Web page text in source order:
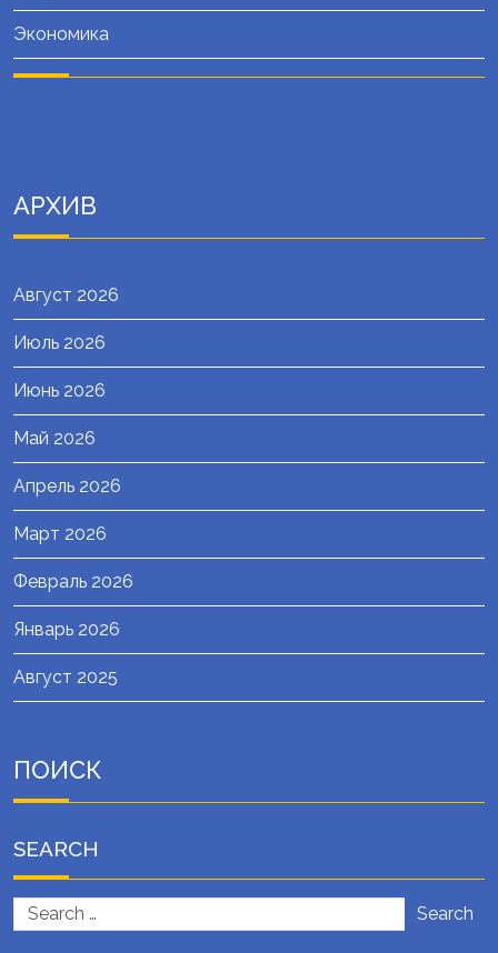
Экономика
АРХИВ
Август 2026
Июль 2026
Июнь 2026
Май 2026
Апрель 2026
Март 2026
Февраль 2026
Январь 2026
Август 2025
ПОИСК
SEARCH
Search